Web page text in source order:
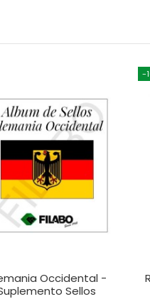
Occidental -
Sellos
-